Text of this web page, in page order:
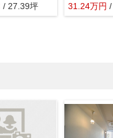
/ 27.39坪 31.24万円